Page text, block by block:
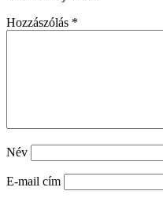
Hozzászólás *
Név
E-mail cím